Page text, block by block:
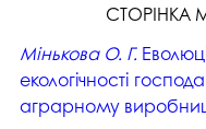
СТОРІНКА
Мінькова О. Г.
екологічності
аграрному